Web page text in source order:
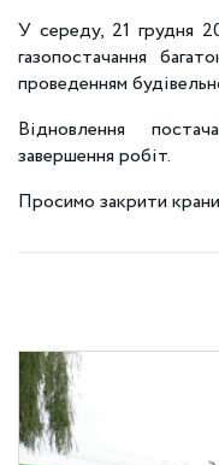
У середу, 21 грудня
газопостачання
проведенням
Відновлення
завершення робіт.
Просимо закрити